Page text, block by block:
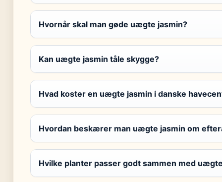
Hvornår skal man gøde uægte jasmin?
Kan uægte jasmin tåle skygge?
Hvad koster en uægte jasmin i danske
Hvordan beskærer man uægte jasmin om
Hvilke planter passer godt sammen med